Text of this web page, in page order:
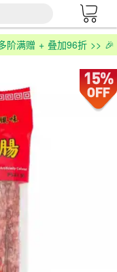
阶满赠 + 叠加96折 >> 🎉